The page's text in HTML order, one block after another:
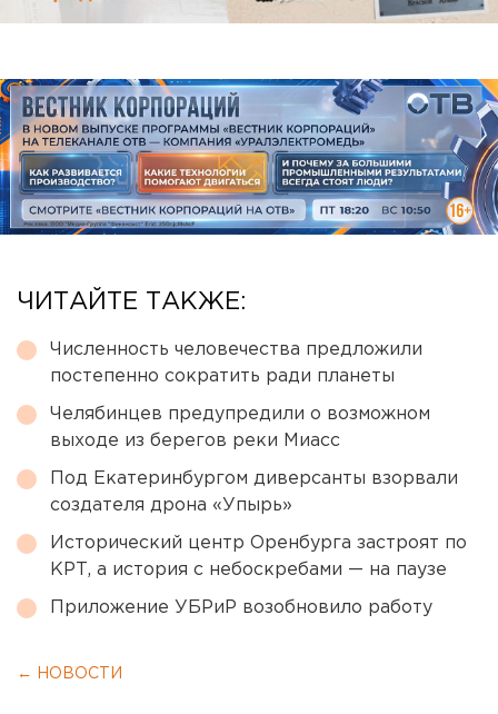
ЧИТАЙТЕ ТАКЖЕ:
Численность человечества предложили
постепенно сократить ради планеты
Челябинцев предупредили о возможном
выходе из берегов реки Миасс
Под Екатеринбургом диверсанты взорвали
создателя дрона «Упырь»
Исторический центр Оренбурга застроят по
КРТ, а история с небоскребами — на паузе
Приложение УБРиР возобновило работу
← НОВОСТИ